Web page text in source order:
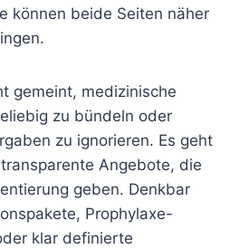
können beide Seiten näher
gemeint, medizinische
zu bündeln oder
zu ignorieren. Es geht
Angebote, die
geben. Denkbar
Prophylaxe-
klar definierte